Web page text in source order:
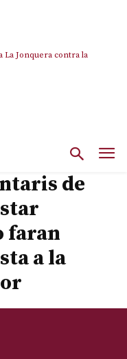
Jonquera contra la
prolongació de la C-32 i
de
faran
a la